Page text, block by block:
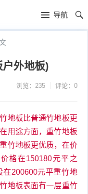
导航
外地板)
浏览：235 评论：0
地板比普通竹地板更
用途方面，重竹地板
竹地板更优质，在价
格在150180元平之
200600元平重竹地
地板表面有一层重竹